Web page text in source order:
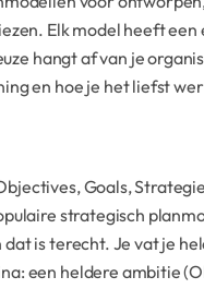
Elk model heeft
hangt af van je
en hoe je het liefst
Goals,
strategisch
is terecht. Je vat je
een heldere ambitie